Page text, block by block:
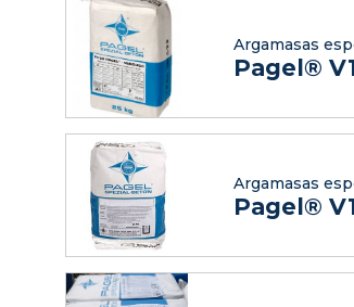
Argamasas
Pagel®
Argamasas
Pagel®